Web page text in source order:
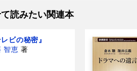
読みたい関連本
レビの秘密』
智恵 著